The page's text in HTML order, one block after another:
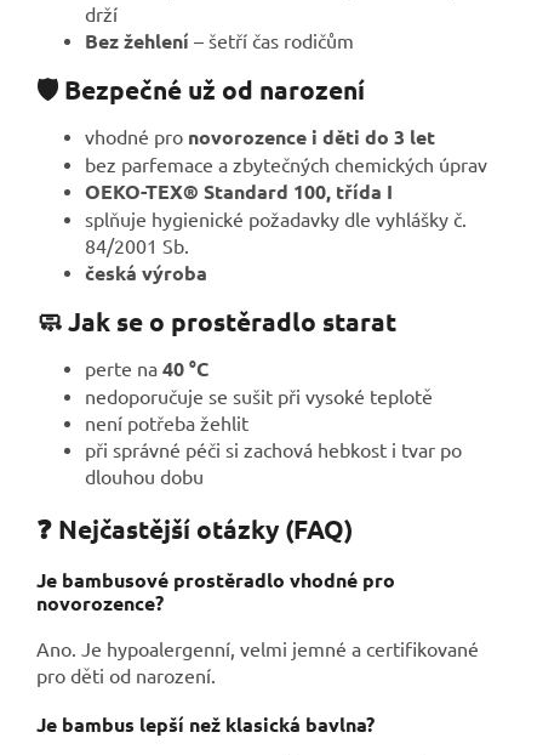
drží
Bez žehlení – šetří čas rodičům
🛡️ Bezpečné už od narození
vhodné pro novorozence i děti do 3 let
bez parfemace a zbytečných chemických úprav
OEKO-TEX® Standard 100, třída I
splňuje hygienické požadavky dle vyhlášky č.
84/2001 Sb.
česká výroba
🧼 Jak se o prostěradlo starat
perte na 40 °C
nedoporučuje se sušit při vysoké teplotě
není potřeba žehlit
při správné péči si zachová hebkost i tvar po
dlouhou dobu
❓ Nejčastější otázky (FAQ)
Je bambusové prostěradlo vhodné pro
novorozence?
Ano. Je hypoalergenní, velmi jemné a certifikované
pro děti od narození.
Je bambus lepší než klasická bavlna?